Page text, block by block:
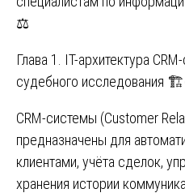
⚖️
Глава 1. IT-архитектура
судебного исследования
CRM-системы (Customer
предназначены для
клиентами, учёта сделок,
хранения истории